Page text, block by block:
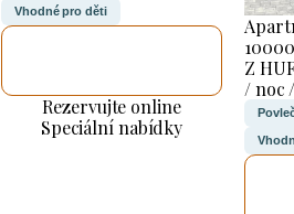
Vhodné pro děti
Rezervujte online
Speciální nabídky
10000
Z
/ noc